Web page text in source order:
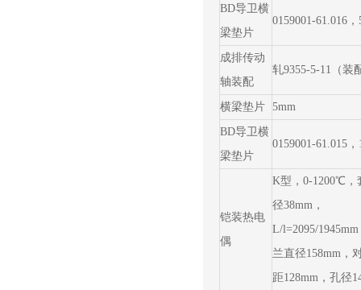
BD导卫横
梁垫片
0159001-61.016，
成排传动
轴装配
轧9355-5-11（装
横梁垫片 5mm
BD导卫横
梁垫片
0159001-61.015，
铠装热电
偶
K型，0-1200℃，
径38mm，
L/l=2095/
兰直径158mm，
距128mm，孔径